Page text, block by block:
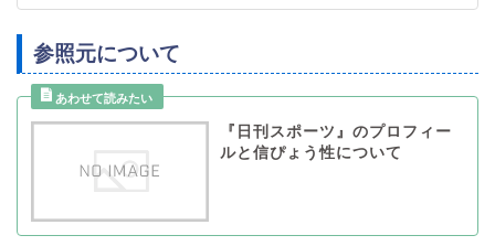
参照元について
『日刊スポーツ』のプロフィー
ルと信ぴょう性について